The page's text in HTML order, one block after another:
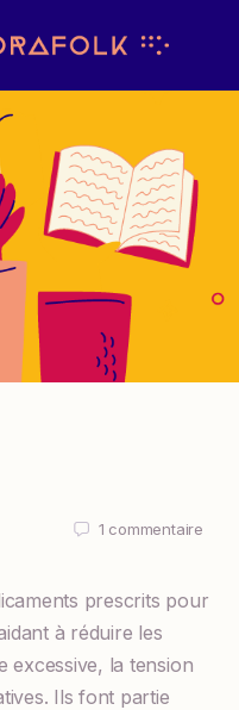
1 commentaire
prescrits pour
à réduire les
excessive, la tension
Ils font partie